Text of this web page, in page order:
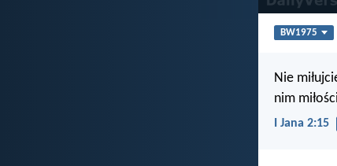
BW1975
Nie
nim
I Jana 2:15